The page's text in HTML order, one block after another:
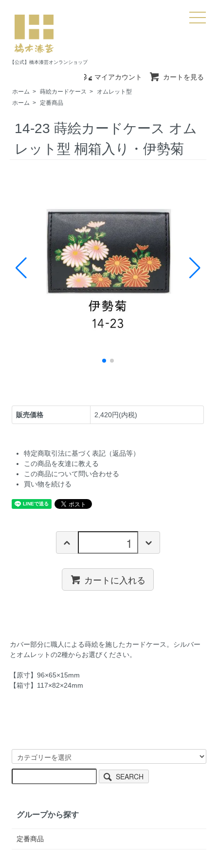
【公式】橋本漆芸オンランショップ
マイアカウント カートを見る
ホーム > 蒔絵カードケース >
オムレット型
ホーム > 定番商品
14-23 蒔絵カードケース オム
レット型 桐箱入り・伊勢菊
販売価格 2,420円(内税)
特定商取引法に基づく表記（返品等）
この商品を友達に教える
この商品について問い合わせる
買い物を続ける
カートに入れる
カバー部分に職人による蒔絵を施したカードケース。シルバー
とオムレットの2種からお選びください。
【原寸】96×65×15mm
【箱寸】117×82×24mm
SEARCH
グループから探す
定番商品